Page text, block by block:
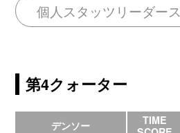
個人スタッツリーダース
第4クォーター
デンソー
TIME